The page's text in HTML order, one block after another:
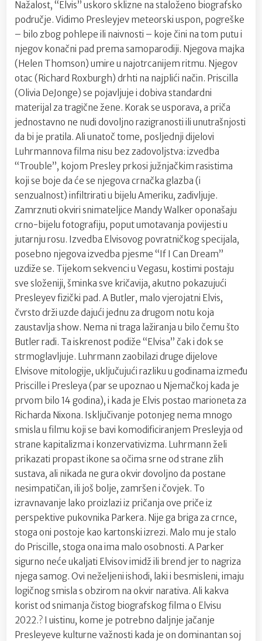
Nažalost, “Elvis” uskoro sklizne na staloženo biografsko
područje. Vidimo Presleyjev meteorski uspon, pogreške
– bilo zbog pohlepe ili naivnosti – koje čini na tom putu i
njegov konačni pad prema samoparodiji. Njegova majka
(Helen Thomson) umire u najotrcanijem ritmu. Njegov
otac (Richard Roxburgh) drhti na najplići način. Priscilla
(Olivia DeJonge) se pojavljuje i dobiva standardni
materijal za tragične žene. Korak se usporava, a priča
jednostavno ne nudi dovoljno razigranosti ili unutrašnjosti
da bi je pratila. Ali unatoč tome, posljednji dijelovi
Luhrmannova filma nisu bez zadovoljstva: izvedba
“Trouble”, kojom Presley prkosi južnjačkim rasistima
koji se boje da će se njegova crnačka glazba (i
senzualnost) infiltrirati u bijelu Ameriku, zadivljuje.
Zamrznuti okviri snimateljice Mandy Walker oponašaju
crno-bijelu fotografiju, poput umotavanja povijesti u
jutarnju rosu. Izvedba Elvisovog povratničkog specijala,
posebno njegova izvedba pjesme “If I Can Dream”
uzdiže se. Tijekom sekvenci u Vegasu, kostimi postaju
sve složeniji, šminka sve kričavija, akutno pokazujući
Presleyev fizički pad. A Butler, malo vjerojatni Elvis,
čvrsto drži uzde dajući jednu za drugom notu koja
zaustavlja show. Nema ni traga lažiranja u bilo čemu što
Butler radi. Ta iskrenost podiže “Elvisa” čak i dok se
strmoglavljuje. Luhrmann zaobilazi druge dijelove
Elvisove mitologije, uključujući razliku u godinama između
Priscille i Presleya (par se upoznao u Njemačkoj kada je
prvom bilo 14 godina), i kada je Elvis postao marioneta za
Richarda Nixona. Isključivanje potonjeg nema mnogo
smisla u filmu koji se bavi komodificiranjem Presleyja od
strane kapitalizma i konzervativizma. Luhrmann želi
prikazati propast ikone sa očima srne od strane zlih
sustava, ali nikada ne gura okvir dovoljno da postane
nesimpatičan, ili još bolje, zamršen i čovjek. To
izravnavanje lako proizlazi iz pričanja ove priče iz
perspektive pukovnika Parkera. Nije ga briga za crnce,
stoga oni postoje kao kartonski izrezi. Malo mu je stalo
do Priscille, stoga ona ima malo osobnosti. A Parker
sigurno neće ukaljati Elvisov imidž ili brend jer to nagriza
njega samog. Ovi neželjeni ishodi, laki i besmisleni, imaju
logičnog smisla s obzirom na okvir narativa. Ali kakva
korist od snimanja čistog biografskog filma o Elvisu
2022.? I uistinu, kome je potrebno daljnje jačanje
Presleyeve kulturne važnosti kada je on dominantan soj